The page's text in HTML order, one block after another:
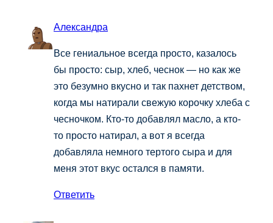
Александра
Все гениальное всегда просто, казалось
бы просто: сыр, хлеб, чеснок — но как же
это безумно вкусно и так пахнет детством,
когда мы натирали свежую корочку хлеба с
чесночком. Кто-то добавлял масло, а кто-
то просто натирал, а вот я всегда
добавляла немного тертого сыра и для
меня этот вкус остался в памяти.
Ответить